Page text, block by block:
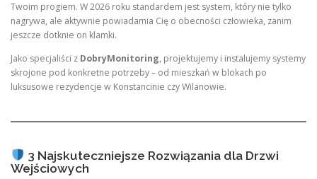
Twoim progiem. W 2026 roku standardem jest system, który nie tylko
nagrywa, ale aktywnie powiadamia Cię o obecności człowieka, zanim
jeszcze dotknie on klamki.
Jako specjaliści z DobryMonitoring, projektujemy i instalujemy systemy
skrojone pod konkretne potrzeby – od mieszkań w blokach po
luksusowe rezydencje w Konstancinie czy Wilanowie.
3 Najskuteczniejsze Rozwiązania dla Drzwi
Wejściowych